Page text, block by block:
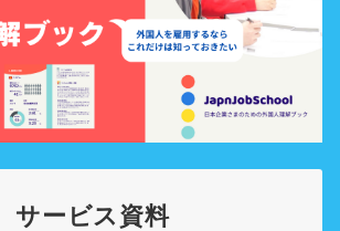
サービス資料